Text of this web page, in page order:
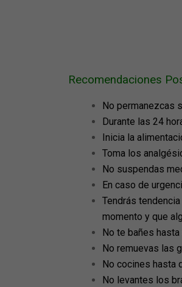
Recomendaciones
No permanezcas
Durante las 24
Inicia la
Toma los
No suspendas
En caso de
Tendrás
momento y que
No te bañes
No remuevas las
No cocines hasta
No levantes los